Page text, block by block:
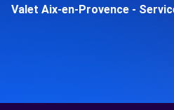
Valet Aix-en-Provence -